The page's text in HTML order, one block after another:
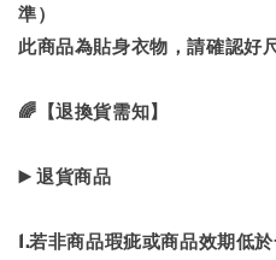
準）
此商品為貼身衣物，請確認好
🌈【退換貨需知】
▶️ 退貨商品
1.若非商品瑕疵或商品效期低